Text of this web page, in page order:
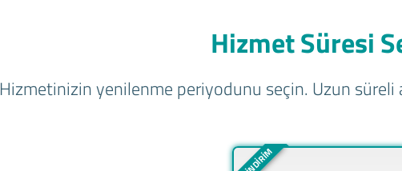
Hizmet Süresi
Hizmetinizin yenilenme periyodunu seçin. Uzun süreli